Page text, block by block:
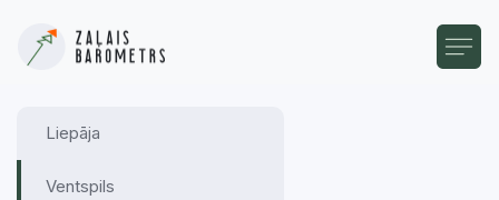
Liepāja
Ventspils